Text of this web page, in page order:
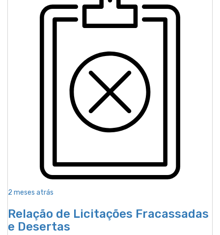
2 meses atrás
Relação de Licitações Fracassadas
e Desertas